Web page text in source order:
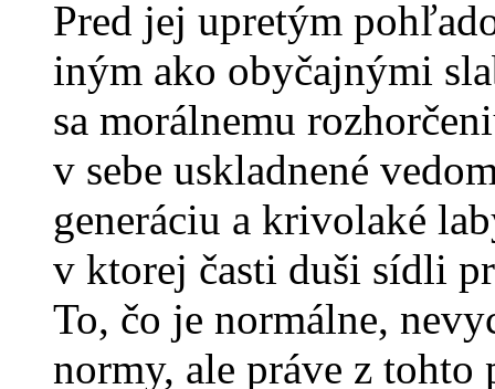
Pred jej upretým
iným ako obyčajnými
sa morálnemu
v sebe uskladnené
generáciu a krivolaké
v ktorej časti duši sídli
To, čo je normálne,
normy, ale práve z